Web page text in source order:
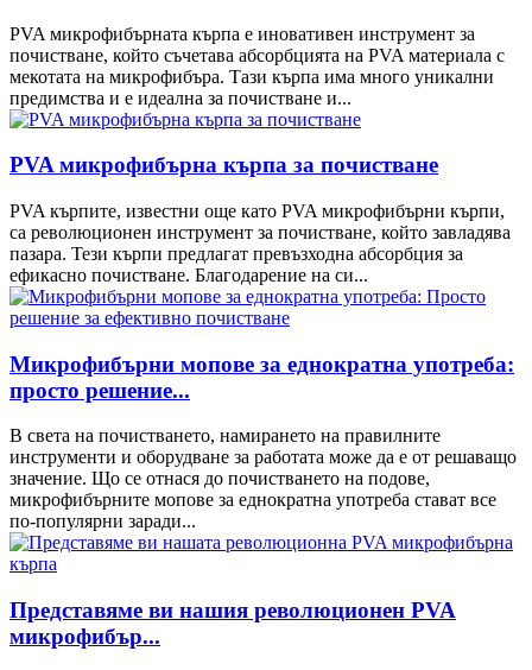
PVA микрофибърната кърпа е иновативен инструмент за
почистване, който съчетава абсорбцията на PVA материала с
мекотата на микрофибъра. Тази кърпа има много уникални
предимства и е идеална за почистване и...
PVA микрофибърна кърпа за почистване
PVA кърпите, известни още като PVA микрофибърни кърпи,
са революционен инструмент за почистване, който завладява
пазара. Тези кърпи предлагат превъзходна абсорбция за
ефикасно почистване. Благодарение на си...
Микрофибърни мопове за еднократна употреба:
просто решение...
В света на почистването, намирането на правилните
инструменти и оборудване за работата може да е от решаващо
значение. Що се отнася до почистването на подове,
микрофибърните мопове за еднократна употреба стават все
по-популярни заради...
Представяме ви нашия революционен PVA
микрофибър...